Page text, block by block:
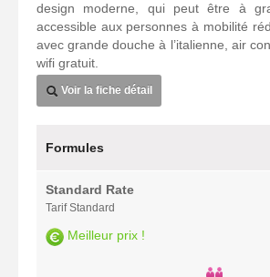
design moderne, qui peut être à
accessible aux personnes à mobilité
avec grande douche à l’italienne, air
wifi gratuit.
Voir la fiche détail
Formules
Standard Rate
Tarif Standard
Meilleur prix !